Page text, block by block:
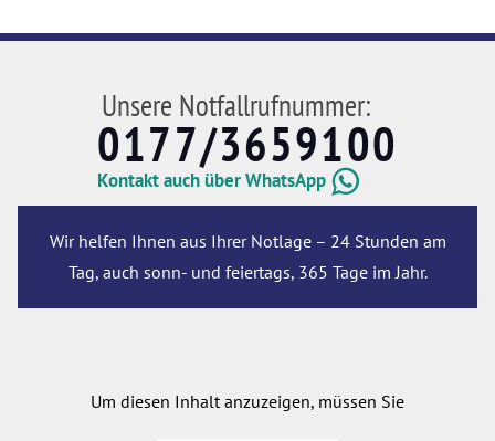
Unsere Notfallrufnummer:
0177/3659100
Kontakt auch über WhatsApp
Wir helfen Ihnen aus Ihrer Notlage – 24 Stunden am
Tag, auch sonn- und feiertags, 365 Tage im Jahr.
Um diesen Inhalt anzuzeigen, müssen Sie